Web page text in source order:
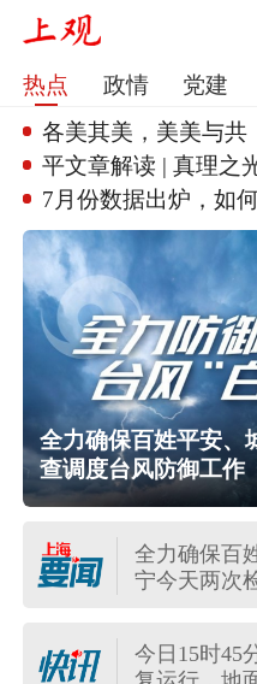
热点 政情 党建
各美其美，美美与共
·任平文章解读 | 真理之
7月份数据出炉，如
全力确保百姓平安、
查调度台风防御工作
全力确保百
宁今天两次
自然资源部
灾害防御Ⅳ
今日15时45